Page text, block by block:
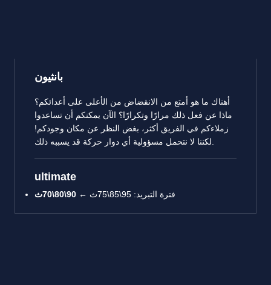
بانثيون
أهناك ما هو أمتع من الانقضاض من الأعلى على أعدائكم؟
ماذا عن فعل ذلك مرارًا وتكرارًا؟ الآن يمكنكم أن تساعدوا
زملاءكم في الفريق أكثر، بغض النظر عن مكان وجودكم!
ultimate
فترة التبريد: 95\85\75ث ←